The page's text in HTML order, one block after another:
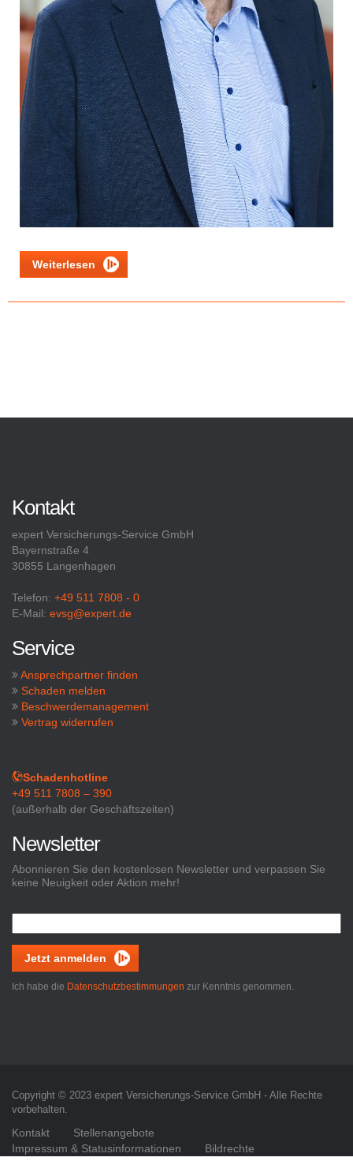
Weiterlesen
Kontakt
expert Versicherungs-Service GmbH
Bayernstraße 4
30855 Langenhagen
Telefon: +49 511 7808 - 0
E-Mail: evsg@expert.de
Service
Ansprechpartner finden
Schaden melden
Beschwerdemanagement
Vertrag widerrufen
Schadenhotline
+49 511 7808 – 390
(außerhalb der Geschäftszeiten)
Newsletter
Abonnieren Sie den kostenlosen Newsletter und verpassen Sie
keine Neuigkeit oder Aktion mehr!
Jetzt anmelden
Ich habe die Datenschutzbestimmungen zur Kenntnis genommen.
Copyright © 2023 expert Versicherungs-Service GmbH - Alle Rechte
vorbehalten.
Kontakt
Stellenangebote
Impressum & Statusinformationen
Bildrechte